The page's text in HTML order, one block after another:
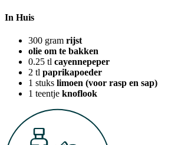
In Huis
300 gram rijst
olie om te bakken
0.25 tl cayennepeper
2 tl paprikapoeder
1 stuks limoen (voor rasp en sap)
1 teentje knoflook